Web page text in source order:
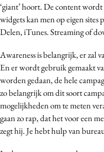
‘giant’ hoort. De content
widgets kan men op eigen sites
Delen, iTunes. Streaming of
Awareness is belangrijk, er zal
En er wordt gebruik gemaakt
worden gedaan, de hele
zo belangrijk om dit soort
mogelijkheden om te meten
gaan zo rap, dat het voor een
zegt hij. Je hebt hulp van